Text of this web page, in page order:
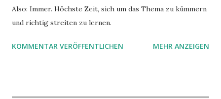
Also: Immer. Höchste Zeit, sich um das Thema zu kümmern
und richtig streiten zu lernen.
KOMMENTAR VERÖFFENTLICHEN MEHR ANZEIGEN